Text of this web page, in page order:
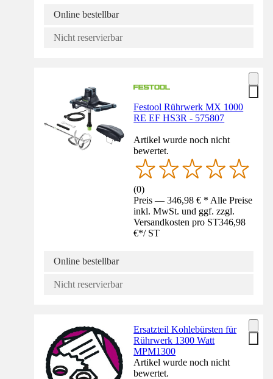
Online bestellbar
Nicht reservierbar
Festool Rührwerk MX 1000
RE EF HS3R - 575807
Artikel wurde noch nicht
bewertet.
(0)
Preis — 346,98 € * Alle Preise
inkl. MwSt. und ggf. zzgl.
Versandkosten pro ST346,98
€*/ ST
Online bestellbar
Nicht reservierbar
Ersatzteil Kohlebürsten für
Rührwerk 1300 Watt
MPM1300
Artikel wurde noch nicht
bewertet.